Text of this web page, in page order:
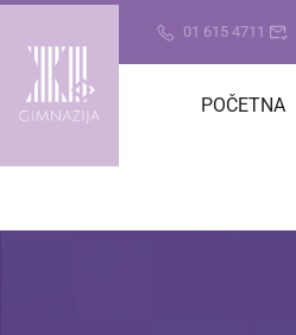
01 615 4711
POČETNA